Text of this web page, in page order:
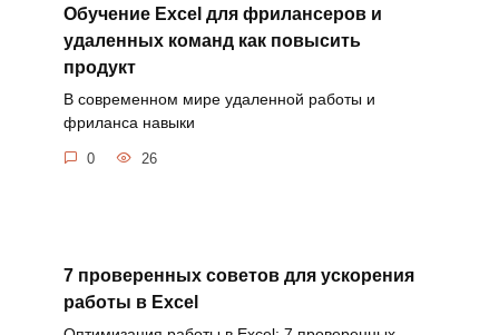
Обучение Excel для фрилансеров и
удаленных команд как повысить
продукт
В современном мире удаленной работы и
фриланса навыки
0 26
7 проверенных советов для ускорения
работы в Excel